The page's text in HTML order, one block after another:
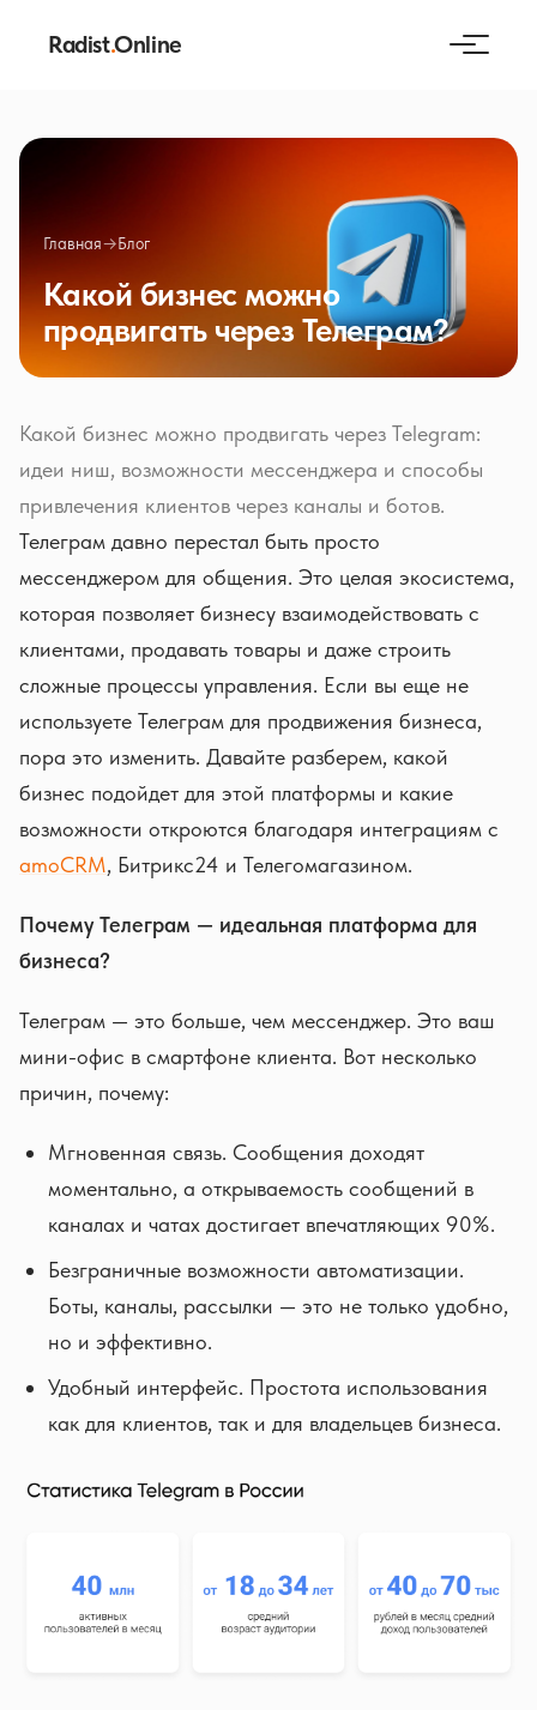
Radist.Online
Главная→Блог
Какой бизнес можно
продвигать через Телеграм?
Какой бизнес можно продвигать через Telegram:
идеи ниш, возможности мессенджера и способы
привлечения клиентов через каналы и ботов.
Телеграм давно перестал быть просто
мессенджером для общения. Это целая экосистема,
которая позволяет бизнесу взаимодействовать с
клиентами, продавать товары и даже строить
сложные процессы управления. Если вы еще не
используете Телеграм для продвижения бизнеса,
пора это изменить. Давайте разберем, какой
бизнес подойдет для этой платформы и какие
возможности откроются благодаря интеграциям с
amoCRM, Битрикс24 и Телегомагазином.
Почему Телеграм — идеальная платформа для
бизнеса?
Телеграм — это больше, чем мессенджер. Это ваш
мини-офис в смартфоне клиента. Вот несколько
причин, почему:
Мгновенная связь. Сообщения доходят
моментально, а открываемость сообщений в
каналах и чатах достигает впечатляющих 90%.
Безграничные возможности автоматизации.
Боты, каналы, рассылки — это не только удобно,
но и эффективно.
Удобный интерфейс. Простота использования
как для клиентов, так и для владельцев бизнеса.